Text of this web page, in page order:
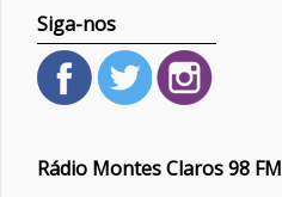
Siga-nos
Rádio Montes Claros 98 FM